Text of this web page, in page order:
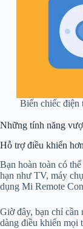
Biến chiếc điện
Những tính năng
Hỗ trợ điều khiển
Bạn hoàn toàn có
hạn như TV, máy
dụng Mi Remote
Giờ đây, bạn chỉ cần
dàng điều khiển mọi